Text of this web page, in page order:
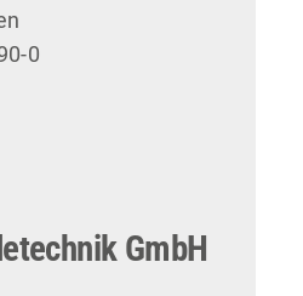
0
GmbH